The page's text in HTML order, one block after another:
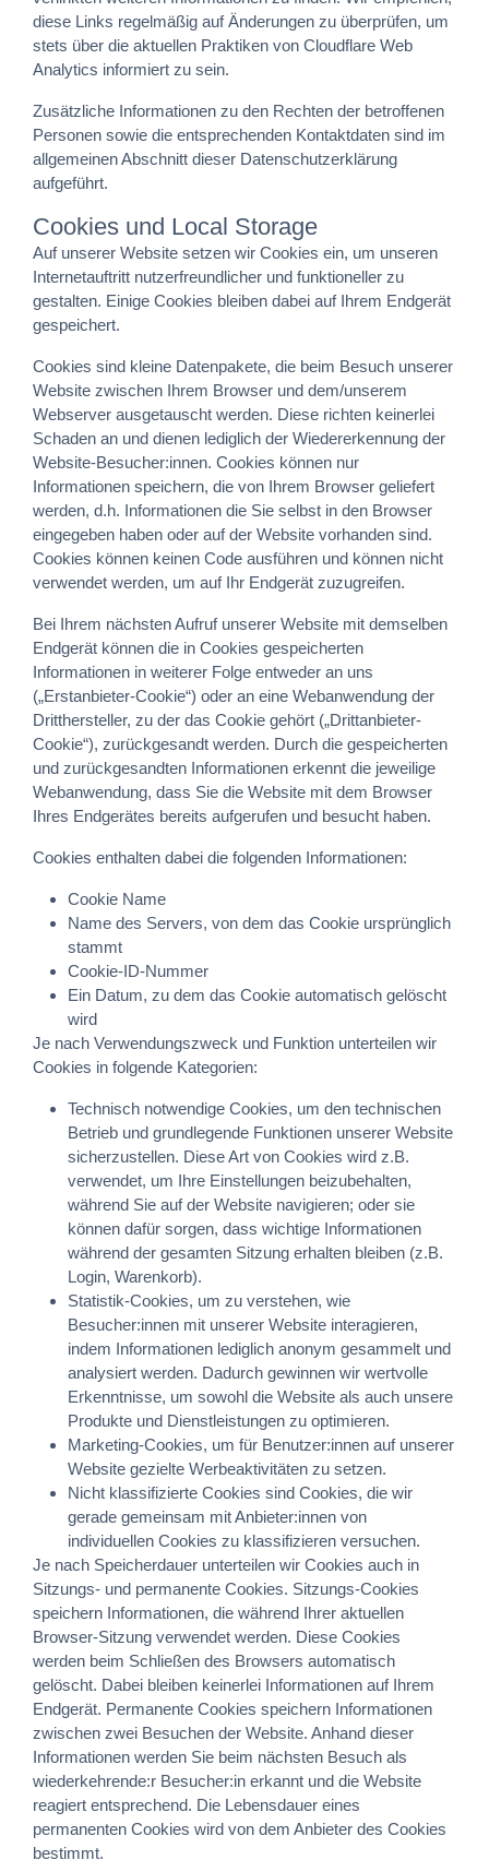
diese Links regelmäßig auf Änderungen zu überprüfen, um
stets über die aktuellen Praktiken von Cloudflare Web
Analytics informiert zu sein.
Zusätzliche Informationen zu den Rechten der betroffenen
Personen sowie die entsprechenden Kontaktdaten sind im
allgemeinen Abschnitt dieser Datenschutzerklärung
aufgeführt.
Cookies und Local Storage
Auf unserer Website setzen wir Cookies ein, um unseren
Internetauftritt nutzerfreundlicher und funktioneller zu
gestalten. Einige Cookies bleiben dabei auf Ihrem Endgerät
gespeichert.
Cookies sind kleine Datenpakete, die beim Besuch unserer
Website zwischen Ihrem Browser und dem/unserem
Webserver ausgetauscht werden. Diese richten keinerlei
Schaden an und dienen lediglich der Wiedererkennung der
Website-Besucher:innen. Cookies können nur
Informationen speichern, die von Ihrem Browser geliefert
werden, d.h. Informationen die Sie selbst in den Browser
eingegeben haben oder auf der Website vorhanden sind.
Cookies können keinen Code ausführen und können nicht
verwendet werden, um auf Ihr Endgerät zuzugreifen.
Bei Ihrem nächsten Aufruf unserer Website mit demselben
Endgerät können die in Cookies gespeicherten
Informationen in weiterer Folge entweder an uns
(„Erstanbieter-Cookie“) oder an eine Webanwendung der
Dritthersteller, zu der das Cookie gehört („Drittanbieter-
Cookie“), zurückgesandt werden. Durch die gespeicherten
und zurückgesandten Informationen erkennt die jeweilige
Webanwendung, dass Sie die Website mit dem Browser
Ihres Endgerätes bereits aufgerufen und besucht haben.
Cookies enthalten dabei die folgenden Informationen:
Cookie Name
Name des Servers, von dem das Cookie ursprünglich
stammt
Cookie-ID-Nummer
Ein Datum, zu dem das Cookie automatisch gelöscht
wird
Je nach Verwendungszweck und Funktion unterteilen wir
Cookies in folgende Kategorien:
Technisch notwendige Cookies, um den technischen
Betrieb und grundlegende Funktionen unserer Website
sicherzustellen. Diese Art von Cookies wird z.B.
verwendet, um Ihre Einstellungen beizubehalten,
während Sie auf der Website navigieren; oder sie
können dafür sorgen, dass wichtige Informationen
während der gesamten Sitzung erhalten bleiben (z.B.
Login, Warenkorb).
Statistik-Cookies, um zu verstehen, wie
Besucher:innen mit unserer Website interagieren,
indem Informationen lediglich anonym gesammelt und
analysiert werden. Dadurch gewinnen wir wertvolle
Erkenntnisse, um sowohl die Website als auch unsere
Produkte und Dienstleistungen zu optimieren.
Marketing-Cookies, um für Benutzer:innen auf unserer
Website gezielte Werbeaktivitäten zu setzen.
Nicht klassifizierte Cookies sind Cookies, die wir
gerade gemeinsam mit Anbieter:innen von
individuellen Cookies zu klassifizieren versuchen.
Je nach Speicherdauer unterteilen wir Cookies auch in
Sitzungs- und permanente Cookies. Sitzungs-Cookies
speichern Informationen, die während Ihrer aktuellen
Browser-Sitzung verwendet werden. Diese Cookies
werden beim Schließen des Browsers automatisch
gelöscht. Dabei bleiben keinerlei Informationen auf Ihrem
Endgerät. Permanente Cookies speichern Informationen
zwischen zwei Besuchen der Website. Anhand dieser
Informationen werden Sie beim nächsten Besuch als
wiederkehrende:r Besucher:in erkannt und die Website
reagiert entsprechend. Die Lebensdauer eines
permanenten Cookies wird von dem Anbieter des Cookies
bestimmt.